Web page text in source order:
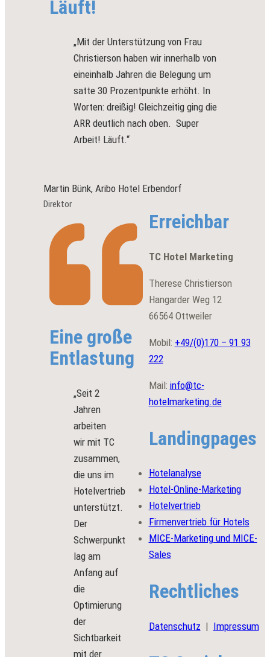
Läuft!
„Mit der Unterstützung von Frau
Christierson haben wir innerhalb von
eineinhalb Jahren die Belegung um
satte 30 Prozentpunkte erhöht. In
Worten: dreißig! Gleichzeitig ging die
ARR deutlich nach oben. Super
Arbeit! Läuft.“
Martin Bünk, Aribo Hotel Erbendorf
Direktor
Eine große
Entlastung
„Seit 2
Jahren
arbeiten
wir mit TC
zusammen,
die uns im
Hotelvertrieb
unterstützt.
Der
Schwerpunkt
lag am
Anfang auf
die
Optimierung
der
Sichtbarkeit
mit der
Erreichbar
TC Hotel Marketing
Therese Christierson
Hangarder Weg 12
66564 Ottweiler
Mobil: +49/(0)170 – 91 93
222
Mail: info@tc-
hotelmarketing.de
Landingpages
Hotelanalyse
Hotel-Online-Marketing
Hotelvertrieb
Firmenvertrieb für Hotels
MICE-Marketing und MICE-
Sales
Rechtliches
Datenschutz | Impressum